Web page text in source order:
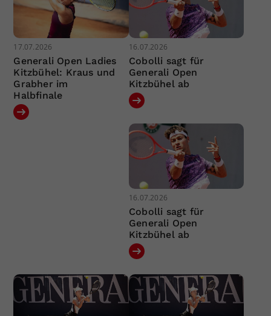
17.07.2026
Generali Open Ladies
Kitzbühel: Kraus und
Grabher im
Halbfinale
16.07.2026
Cobolli sagt für
Generali Open
Kitzbühel ab
16.07.2026
Cobolli sagt für
Generali Open
Kitzbühel ab